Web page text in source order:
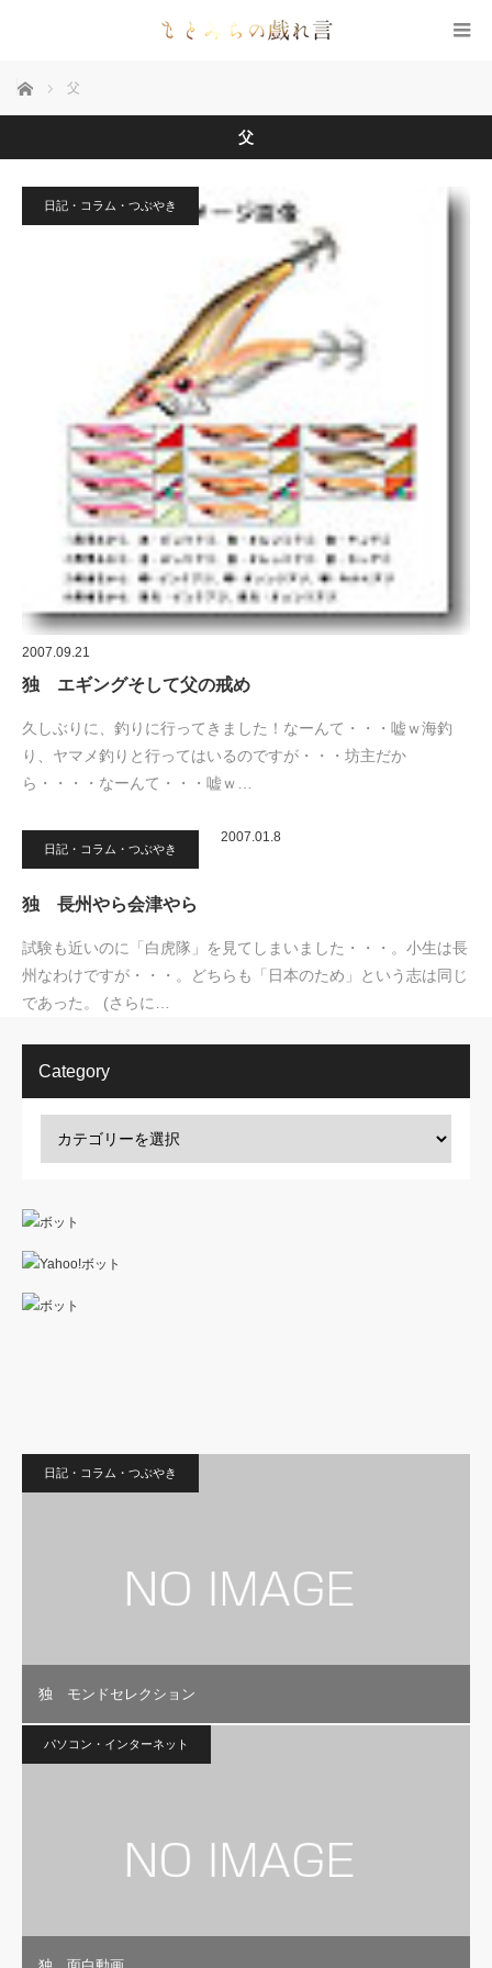
ホーム 父
父
日記・コラム・つぶやき
2007.09.21
独 エギングそして父の戒め
久しぶりに、釣りに行ってきました！なーんて・・・嘘ｗ海釣
り、ヤマメ釣りと行ってはいるのですが・・・坊主だか
ら・・・・なーんて・・・嘘ｗ…
日記・コラム・つぶやき
2007.01.8
独 長州やら会津やら
試験も近いのに「白虎隊」を見てしまいました・・・。小生は長
州なわけですが・・・。どちらも「日本のため」という志は同じ
であった。 (さらに…
Category
日記・コラム・つぶやき
独 モンドセレクション
パソコン・インターネット